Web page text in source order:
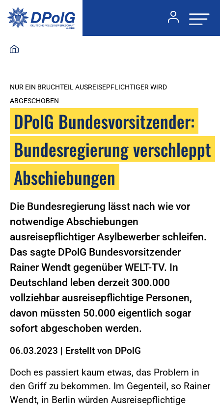
NUR EIN BRUCHTEIL AUSREISEPFLICHTIGER WIRD
ABGESCHOBEN
DPolG Bundesvorsitzender:
Bundesregierung verschleppt
Abschiebungen
Die Bundesregierung lässt nach wie vor
notwendige Abschiebungen
ausreisepflichtiger Asylbewerber schleifen.
Das sagte DPolG Bundesvorsitzender
Rainer Wendt gegenüber WELT-TV. In
Deutschland leben derzeit 300.000
vollziehbar ausreisepflichtige Personen,
davon müssten 50.000 eigentlich sogar
sofort abgeschoben werden.
06.03.2023 | Erstellt von DPolG
Doch es passiert kaum etwas, das Problem in
den Griff zu bekommen. Im Gegenteil, so Rainer
Wendt, in Berlin würden Ausreisepflichtige